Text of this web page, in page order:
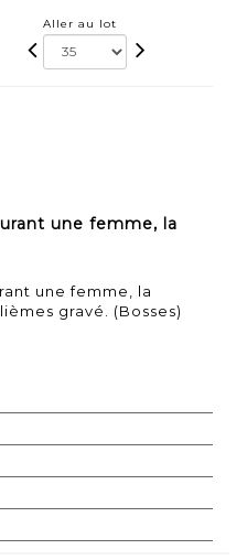
Aller au lot
une femme, la
une femme, la
gravé. (Bosses)